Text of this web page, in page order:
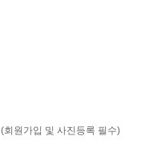
(회원가입 및 사진등록 필수)